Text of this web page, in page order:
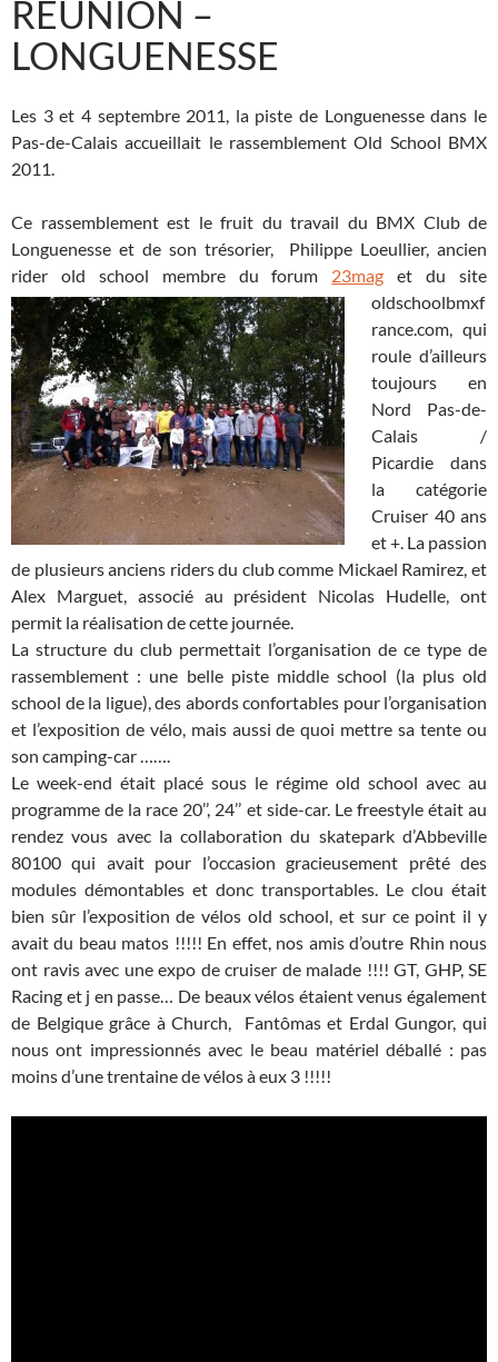
REUNION –
LONGUENESSE
Les 3 et 4 septembre 2011, la piste de Longuenesse dans le
Pas-de-Calais accueillait le rassemblement Old School BMX
2011.
Ce rassemblement est le fruit du travail du BMX Club de
Longuenesse et de son trésorier, Philippe Loeullier, ancien
rider old school membre du forum 23mag et du site
oldschoolbmxf
rance.com, qui
roule d’ailleurs
toujours en
Nord Pas-de-
Calais /
Picardie dans
la catégorie
Cruiser 40 ans
et +. La passion
de plusieurs anciens riders du club comme Mickael Ramirez, et
Alex Marguet, associé au président Nicolas Hudelle, ont
permit la réalisation de cette journée.
La structure du club permettait l’organisation de ce type de
rassemblement : une belle piste middle school (la plus old
school de la ligue), des abords confortables pour l’organisation
et l’exposition de vélo, mais aussi de quoi mettre sa tente ou
son camping-car …….
Le week-end était placé sous le régime old school avec au
programme de la race 20’’, 24’’ et side-car. Le freestyle était au
rendez vous avec la collaboration du skatepark d’Abbeville
80100 qui avait pour l’occasion gracieusement prêté des
modules démontables et donc transportables. Le clou était
bien sûr l’exposition de vélos old school, et sur ce point il y
avait du beau matos !!!!! En effet, nos amis d’outre Rhin nous
ont ravis avec une expo de cruiser de malade !!!! GT, GHP, SE
Racing et j en passe… De beaux vélos étaient venus également
de Belgique grâce à Church, Fantômas et Erdal Gungor, qui
nous ont impressionnés avec le beau matériel déballé : pas
moins d’une trentaine de vélos à eux 3 !!!!!